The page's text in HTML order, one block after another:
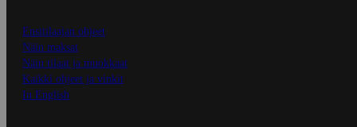
Ensitilaajan ohjeet
Näin maksat
Näin tilaat ja muokkaat
Kaikki ohjeet ja vinkit
In English